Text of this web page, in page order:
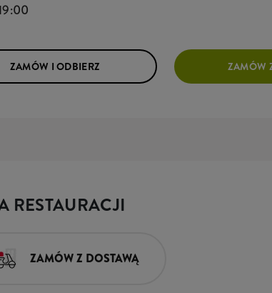
ZAMÓW I ODBIERZ ZAMÓW
RESTAURACJI
ZAMÓW Z DOSTAWĄ